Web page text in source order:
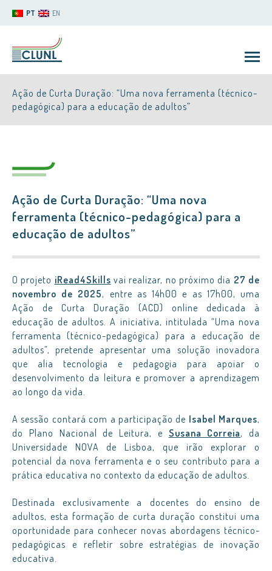
PT EN
Ação de Curta Duração: “Uma nova ferramenta (técnico-
pedagógica) para a educação de adultos”
Ação de Curta Duração: “Uma nova
ferramenta (técnico-pedagógica) para a
educação de adultos”
O projeto iRead4Skills vai realizar, no próximo dia 27 de
novembro de 2025, entre as 14h00 e as 17h00, uma
Ação de Curta Duração (ACD) online dedicada à
educação de adultos. A iniciativa, intitulada “Uma nova
ferramenta (técnico-pedagógica) para a educação de
adultos”, pretende apresentar uma solução inovadora
que alia tecnologia e pedagogia para apoiar o
desenvolvimento da leitura e promover a aprendizagem
ao longo da vida.
A sessão contará com a participação de Isabel Marques,
do Plano Nacional de Leitura, e Susana Correia, da
Universidade NOVA de Lisboa, que irão explorar o
potencial da nova ferramenta e o seu contributo para a
prática educativa no contexto da educação de adultos.
Destinada exclusivamente a docentes do ensino de
adultos, esta formação de curta duração constitui uma
oportunidade para conhecer novas abordagens técnico-
pedagógicas e refletir sobre estratégias de inovação
educativa.